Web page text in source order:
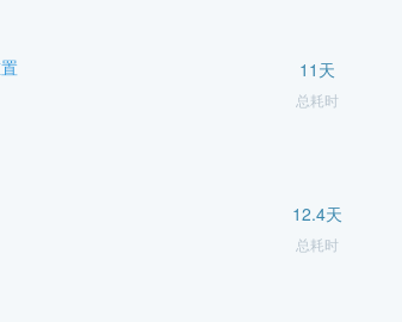
11天
总耗时
12.4天
总耗时